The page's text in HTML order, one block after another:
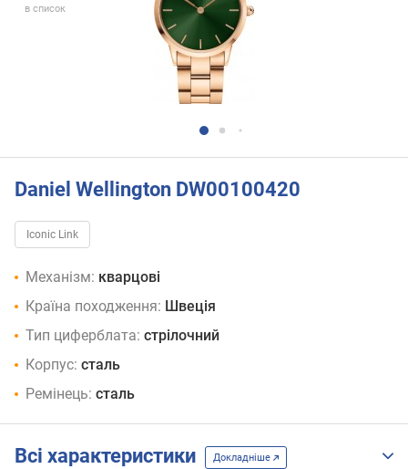
в список
Daniel Wellington DW00100420
Iconic Link
Механізм: кварцові
Країна походження: Швеція
Тип циферблата: стрілочний
Корпус: сталь
Ремінець: сталь
Всі характеристики Докладніше